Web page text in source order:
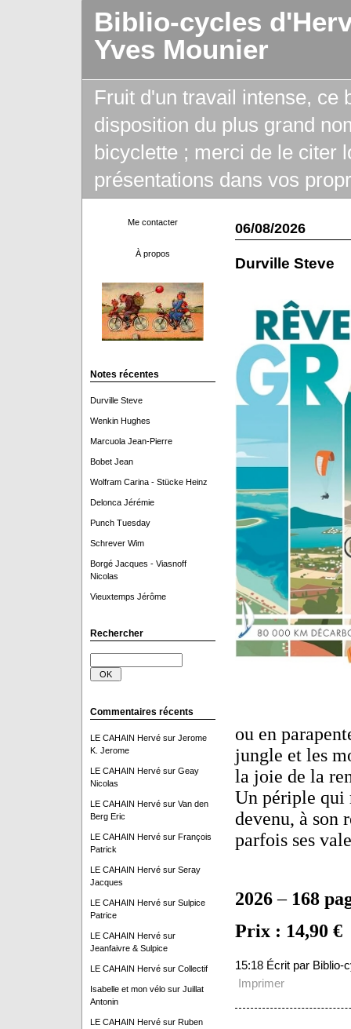
Biblio-cycles
Yves Mounier
Fruit d'un travail intense, ce
disposition du plus grand
bicyclette ; merci de le citer
présentations dans vos
Me contacter
À propos
Notes récentes
Durville Steve
Wenkin Hughes
Marcuola Jean-Pierre
Bobet Jean
Wolfram Carina - Stücke Heinz
Delonca Jérémie
Punch Tuesday
Schrever Wim
Borgé Jacques - Viasnoff
Nicolas
Vieuxtemps Jérôme
Rechercher
Commentaires récents
LE CAHAIN Hervésur Jerome
K. Jerome
LE CAHAIN Hervésur Geay
Nicolas
LE CAHAIN Hervésur Van den
Berg Eric
LE CAHAIN Hervésur François
Patrick
LE CAHAIN Hervésur Seray
Jacques
LE CAHAIN Hervésur Sulpice
Patrice
LE CAHAIN Hervésur
Jeanfaivre & Sulpice
LE CAHAIN Hervésur Collectif
Isabelle et mon vélosur Juillat
Antonin
LE CAHAIN Hervésur Ruben
06/08/2026
Durville Steve
ou en
jungle et les
la joie de la
Un périple qui
devenu, à son
parfois ses
2026– 168
Prix : 14,90 €
15:18 Écrit par Biblio-
Imprimer